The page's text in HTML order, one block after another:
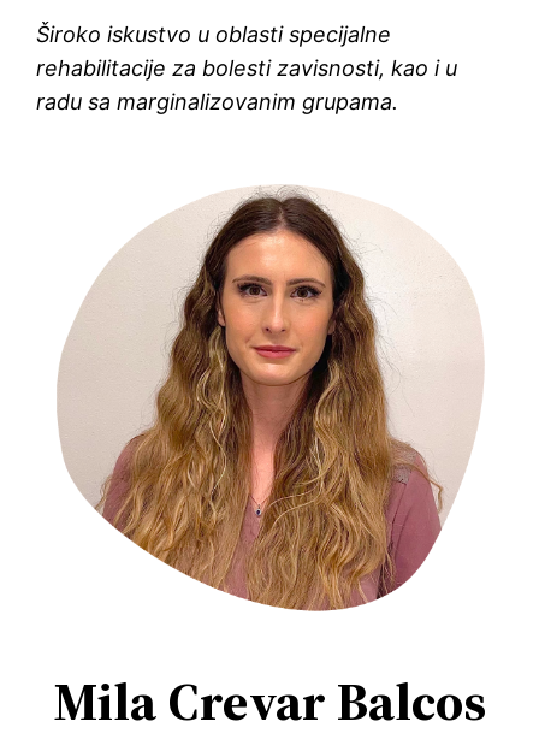
Široko iskustvo u oblasti specijalne
rehabilitacije za bolesti zavisnosti, kao i u
radu sa marginalizovanim grupama.
Mila Crevar Balcos